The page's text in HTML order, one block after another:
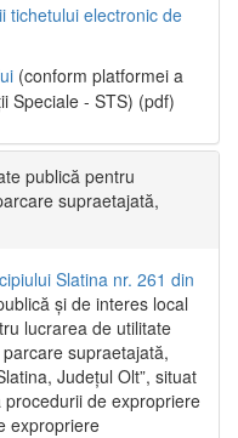
tichetului electronic de
(conform platformei a
Speciale - STS) (pdf)
publică pentru
supraetajată,
Slatina nr. 261 din
și de interes local
lucrarea de utilitate
supraetajată,
Județul Olt”, situat
de expropriere
expropriere